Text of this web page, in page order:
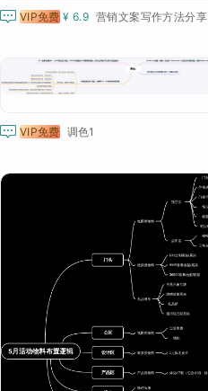
 VIP免费 ¥ 6.9 营销文案写作方法分享
 VIP免费 调色1